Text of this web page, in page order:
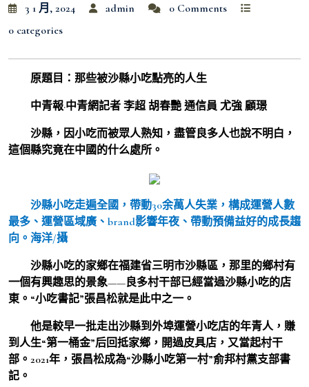
3 1 月, 2024 admin
0 Comments
0 categories
原題目：那些被沙縣小吃點亮的人生
中青報·中青網記者 李超 胡春艷 通信員 尤強 顧璟
沙縣，因小吃而被眾人熟知，盡管良多人也說不明白，
這個縣究竟在中國的什么處所。
沙縣小吃走遍全國，帶動30余萬人失業，構成運營人數
最多、運營區域廣、brand影響年夜、帶動預備益好的成長趨
向。海洋/攝
沙縣小吃的家鄉在福建省三明市沙縣區，那里的鄉村有
一個有興趣思的景象——良多村干部已經當過沙縣小吃的店
東。“小吃書記”張昌松就是此中之一。
他是較早一批走出沙縣到外埠運營小吃店的年青人，賺
到人生“第一桶金”后回抵家鄉，開過皮具店，又當起村干
部。2021年，張昌松成為“沙縣小吃第一村”俞邦村黨支部書
記。